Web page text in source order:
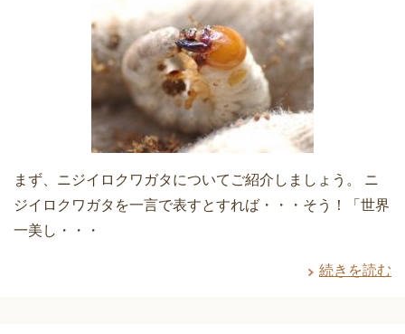
まず、ニジイロクワガタについてご紹介しましょう。 ニ
ジイロクワガタを一言で表すとすれば・・・そう！「世界
一美し・・・
続きを読む